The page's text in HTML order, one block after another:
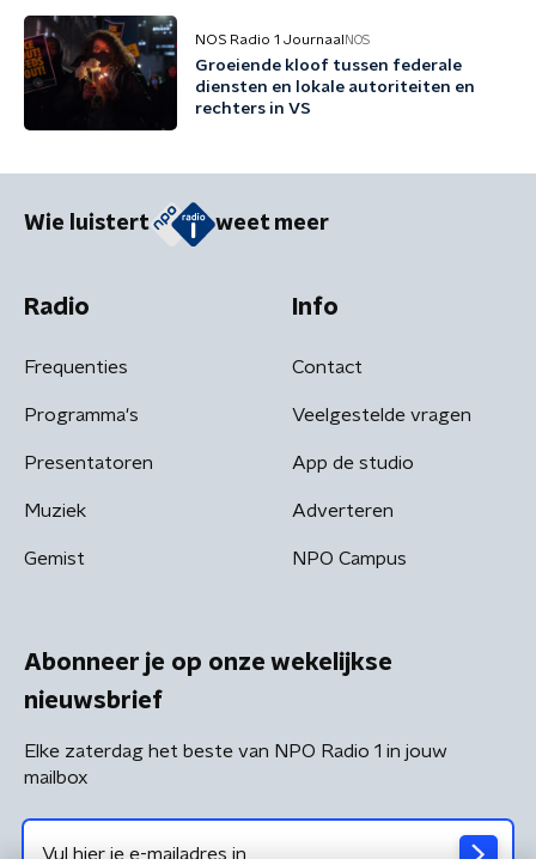
NOS Radio 1 Journaal NOS
Groeiende kloof tussen federale
diensten en lokale autoriteiten en
rechters in VS
Wie luistert weet meer
Radio
Frequenties
Programma's
Presentatoren
Muziek
Gemist
Info
Contact
Veelgestelde vragen
App de studio
Adverteren
NPO Campus
Abonneer je op onze wekelijkse
nieuwsbrief
Elke zaterdag het beste van NPO Radio 1 in jouw
mailbox